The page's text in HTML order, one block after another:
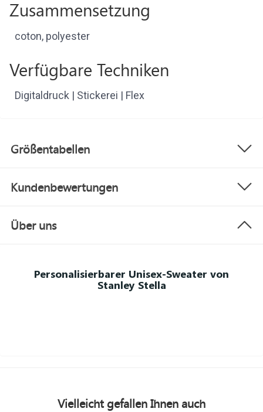
Zusammensetzung
coton, polyester
Verfügbare Techniken
Digitaldruck | Stickerei | Flex
Größentabellen
Kundenbewertungen
Über uns
Personalisierbarer Unisex-Sweater von
Stanley Stella
Vielleicht gefallen Ihnen auch